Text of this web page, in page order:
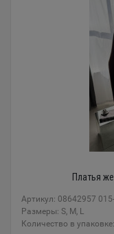
Платья
Артикул: 08642957
Размеры: S, M, L
Количество в